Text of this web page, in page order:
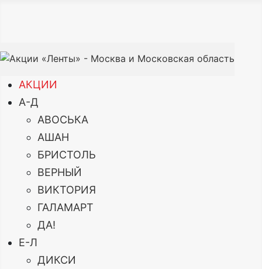
АКЦИИ
А-Д
АВОСЬКА
АШАН
БРИСТОЛЬ
ВЕРНЫЙ
ВИКТОРИЯ
ГАЛАМАРТ
ДА!
Е-Л
ДИКСИ